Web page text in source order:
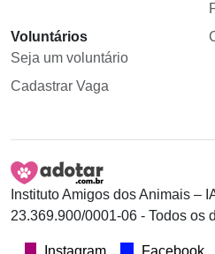
Voluntários
Seja um voluntário
Cadastrar Vaga
Instituto Amigos dos Animais –
23.369.900/0001-06 - Todos os